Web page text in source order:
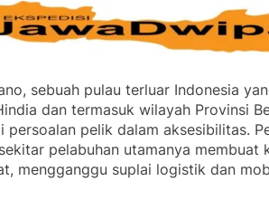
sebuah pulau terluar Indonesia
dan termasuk wilayah Provinsi
persoalan pelik dalam aksesibilitas.
pelabuhan utamanya membuat
mengganggu suplai logistik dan